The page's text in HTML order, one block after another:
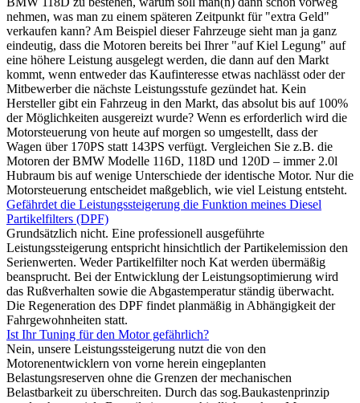
nehmen, was man zu einem späteren Zeitpunkt für "extra Geld"
verkaufen kann? Am Beispiel dieser Fahrzeuge sieht man ja ganz
eindeutig, dass die Motoren bereits bei Ihrer "auf Kiel Legung" auf
eine höhere Leistung ausgelegt werden, die dann auf den Markt
kommt, wenn entweder das Kaufinteresse etwas nachlässt oder der
Mitbewerber die nächste Leistungsstufe gezündet hat. Kein
Hersteller gibt ein Fahrzeug in den Markt, das absolut bis auf 100%
der Möglichkeiten ausgereizt wurde? Wenn es erforderlich wird die
Motorsteuerung von heute auf morgen so umgestellt, dass der
Wagen über 170PS statt 143PS verfügt. Vergleichen Sie z.B. die
Motoren der BMW Modelle 116D, 118D und 120D – immer 2.0l
Hubraum bis auf wenige Unterschiede der identische Motor. Nur die
Motorsteuerung entscheidet maßgeblich, wie viel Leistung entsteht.
Gefährdet die Leistungssteigerung die Funktion meines Diesel
Partikelfilters (DPF)
Grundsätzlich nicht. Eine professionell ausgeführte
Leistungssteigerung entspricht hinsichtlich der Partikelemission den
Serienwerten. Weder Partikelfilter noch Kat werden übermäßig
beansprucht. Bei der Entwicklung der Leistungsoptimierung wird
das Rußverhalten sowie die Abgastemperatur ständig überwacht.
Die Regeneration des DPF findet planmäßig in Abhängigkeit der
Fahrgewohnheiten statt.
Ist Ihr Tuning für den Motor gefährlich?
Nein, unsere Leistungssteigerung nutzt die von den
Motorenentwicklern von vorne herein eingeplanten
Belastungsreserven ohne die Grenzen der mechanischen
Belastbarkeit zu überschreiten. Durch das sog.Baukastenprinzip